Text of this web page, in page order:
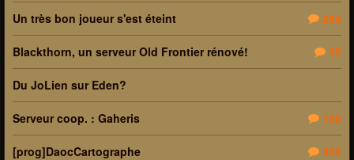
254
Un très bon joueur s'est éteint
15
Blackthorn, un serveur Old Frontier rénové!
Du JoLien sur Eden?
130
Serveur coop. : Gaheris
434
[prog]DaocCartographe